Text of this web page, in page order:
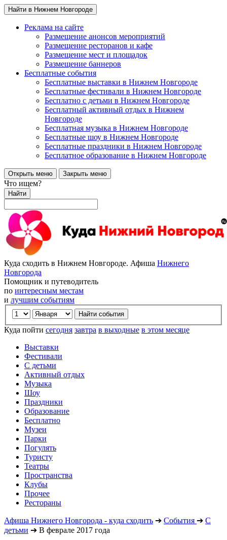
Найти в Нижнем Новгороде
Реклама на сайте
Размещение анонсов мероприятий
Размещение ресторанов и кафе
Размещение мест и площадок
Размещение баннеров
Бесплатные события
Бесплатные выставки в Нижнем Новгороде
Бесплатные фестивали в Нижнем Новгороде
Бесплатно с детьми в Нижнем Новгороде
Бесплатный активный отдых в Нижнем
Новгороде
Бесплатная музыка в Нижнем Новгороде
Бесплатные шоу в Нижнем Новгороде
Бесплатные праздники в Нижнем Новгороде
Бесплатное образование в Нижнем Новгороде
Открыть меню Закрыть меню
Что ищем?
Найти
Куда сходить в Нижнем Новгороде. Афиша Нижнего
Новгорода
Помощник и путеводитель
по интересным местам
и лучшим событиям
Куда пойти сегодня завтра в выходные в этом месяце
Выставки
Фестивали
С детьми
Активный отдых
Музыка
Шоу
Праздники
Образование
Бесплатно
Музеи
Парки
Погулять
Туристу
Театры
Пространства
Клубы
Прочее
Рестораны
Афиша Нижнего Новгорода - куда сходить ➔ События ➔ С
детьми ➔ В феврале 2017 года